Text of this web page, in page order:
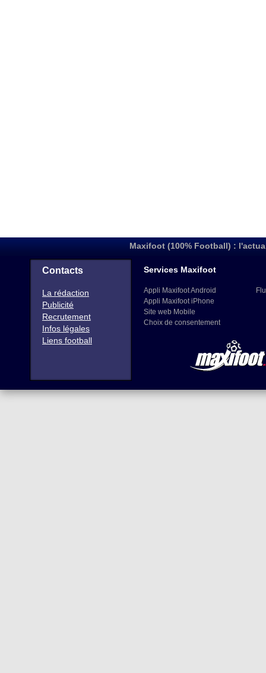
Maxifoot (100% Football) :
Contacts
La rédaction
Publicité
Recrutement
Infos légales
Liens football
Services Maxifoot
Appli Maxifoot Android
Appli Maxifoot iPhone
Site web Mobile
Choix de consentement